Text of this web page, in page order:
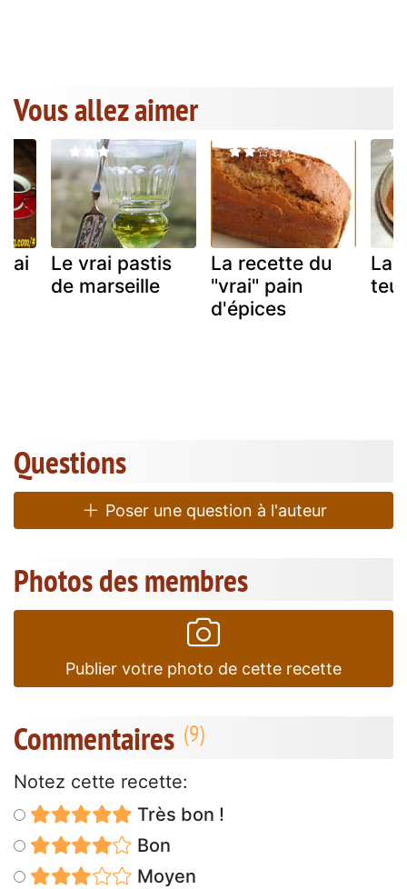
Vous allez aimer
Le vrai pastis
de marseille
La recette du
"vrai" pain
d'épices
La
Questions
Poser une question à l'auteur
Photos des membres
Publier votre photo de cette recette
Commentaires
Notez cette recette:
Très bon !
Bon
Moyen